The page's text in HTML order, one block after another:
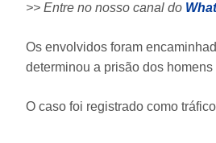
>> Entre no nosso canal do
Os envolvidos foram
determinou a prisão dos
O caso foi registrado como